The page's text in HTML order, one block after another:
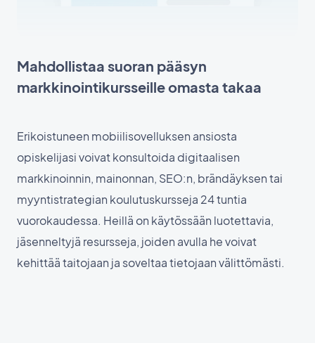
Mahdollistaa suoran pääsyn
markkinointikursseille omasta takaa
Erikoistuneen mobiilisovelluksen ansiosta
opiskelijasi voivat konsultoida digitaalisen
markkinoinnin, mainonnan, SEO:n, brändäyksen tai
myyntistrategian koulutuskursseja 24 tuntia
vuorokaudessa. Heillä on käytössään luotettavia,
jäsenneltyjä resursseja, joiden avulla he voivat
kehittää taitojaan ja soveltaa tietojaan välittömästi.